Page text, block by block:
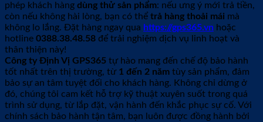
phép khách hàng dùng thử sản phẩm: nếu ưng ý mới trả tiền,
còn nếu không hài lòng, bạn có thể trả hàng thoải mái mà
không lo lắng. Đặt hàng ngay qua https://gps365.vn hoặc
hotline 0388.38.48.58 để trải nghiệm dịch vụ linh hoạt và
thân thiện này!
Công ty Định Vị GPS365 tự hào mang đến chế độ bảo hành
tốt nhất trên thị trường, từ 1 đến 2 năm tùy sản phẩm, đảm
bảo sự an tâm tuyệt đối cho khách hàng. Không chỉ dừng ở
đó, chúng tôi cam kết hỗ trợ kỹ thuật xuyên suốt trong quá
trình sử dụng, từ lắp đặt, vận hành đến khắc phục sự cố. Với
chính sách bảo hành tận tâm, bạn luôn được đồng hành bởi